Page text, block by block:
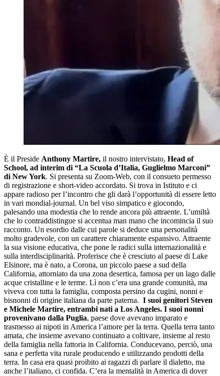
È il Preside Anthony Martire, il nostro intervistato, Head of
School, ad interim di “La Scuola d’Italia, Guglielmo Marconi”
di New York. Si presenta su Zoom-Web, con il consueto permesso
di registrazione e short-video accordato. Si trova in Istituto e ci
appare radioso per l’incontro che gli darà l’opportunità di essere letto
in vari mondial-journal. Un bel viso simpatico e giocondo,
palesando una modestia che lo rende ancora più attraente. L’umiltà
che lo contraddistingue si accentua man mano che incomincia il suo
racconto. Un esordio dalle cui parole si deduce una personalità
molto gradevole, con un carattere chiaramente espansivo. Attraente
la sua visione educativa, che pone le radici sulla internazionalità e
sulla interdisciplinarità. Proferisce che è cresciuto al paese di Lake
Elsinore, ma è nato, a Corona, un piccolo paese a sud della
California, attorniato da una zona desertica, famosa per un lago dalle
acque cristalline e le terme. Lì non c’era una grande comunità, ma
viveva con tutta la famiglia, composta persino da cugini, nonni e
bisnonni di origine italiana da parte paterna. I suoi genitori Steven
e Michele Martire, entrambi nati a Los Angeles. I suoi nonni
provenivano dalla Puglia, paese dove avevano imparato e
trasmesso ai nipoti in America l’amore per la terra. Quella terra tanto
amata, che insieme avevano continuato a coltivare, insieme al resto
della famiglia nella fattoria in California. Conducevano, perciò, una
sana e perfetta vita rurale producendo e utilizzando prodotti della
terra. In casa era quasi proibito ai ragazzi di parlare il dialetto, ma
anche l’italiano, ci confida. C’era la mentalità in America di dover